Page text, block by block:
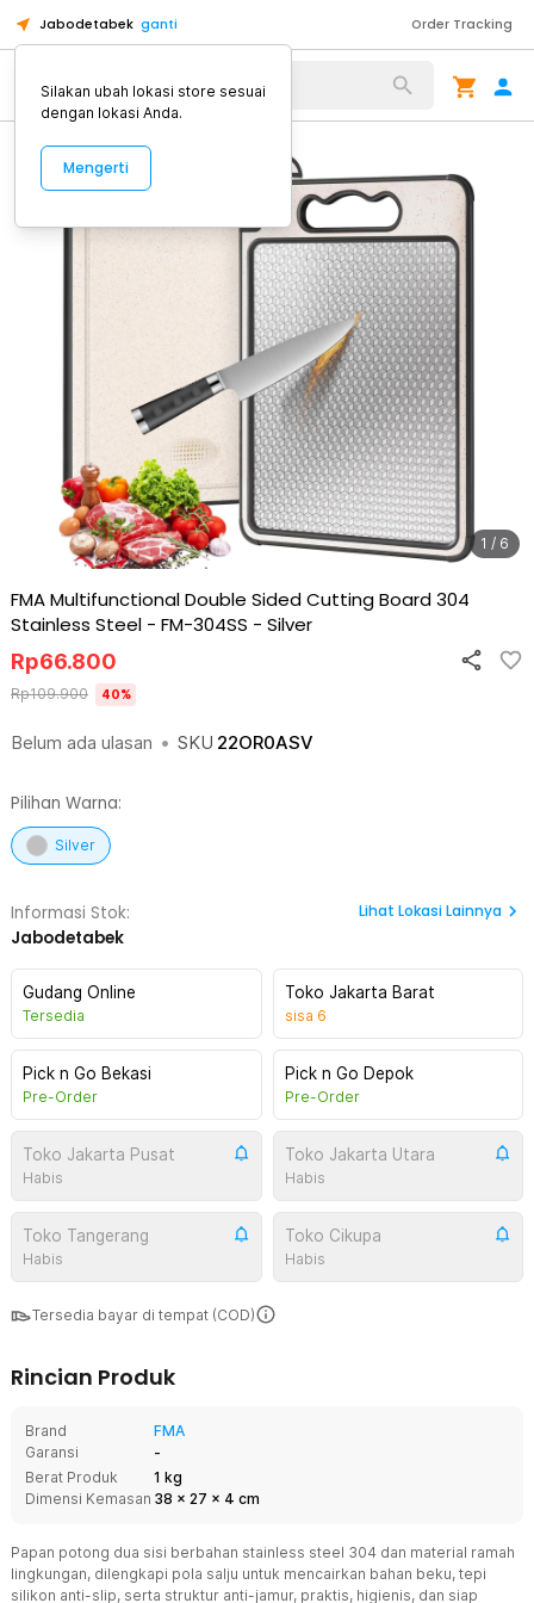
Jabodetabek ganti Order Tracking
Alat Kopi
1 / 6
FMA Multifunctional Double Sided Cutting Board 304
Stainless Steel - FM-304SS - Silver
Belum ada ulasan • SKU 22OR0ASV
Rp66.800
Rp109.900 40%
Pilihan Warna:
Silver
Informasi Stok:
Jabodetabek
Lihat Lokasi Lainnya
Gudang Online
Tersedia
Toko Jakarta Barat
sisa 6
Pick n Go Bekasi
Pre-Order
Pick n Go Depok
Pre-Order
Toko Jakarta Pusat
Habis
Toko Jakarta Utara
Habis
Toko Tangerang
Habis
Toko Cikupa
Habis
Tersedia bayar di tempat (COD)
Rincian Produk
Brand
FMA
Garansi
-
Berat Produk
1 kg
Dimensi Kemasan 38 x 27 x 4 cm
Papan potong dua sisi berbahan stainless steel 304 dan material ramah
lingkungan, dilengkapi pola salju untuk mencairkan bahan beku, tepi
silikon anti-slip, serta struktur anti-jamur, praktis, higienis, dan siap
Silakan ubah lokasi store sesuai
dengan lokasi Anda.
Mengerti